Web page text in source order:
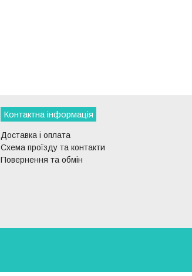
Контактна інформація
Доставка і оплата
Схема проїзду та контакти
Повернення та обмін